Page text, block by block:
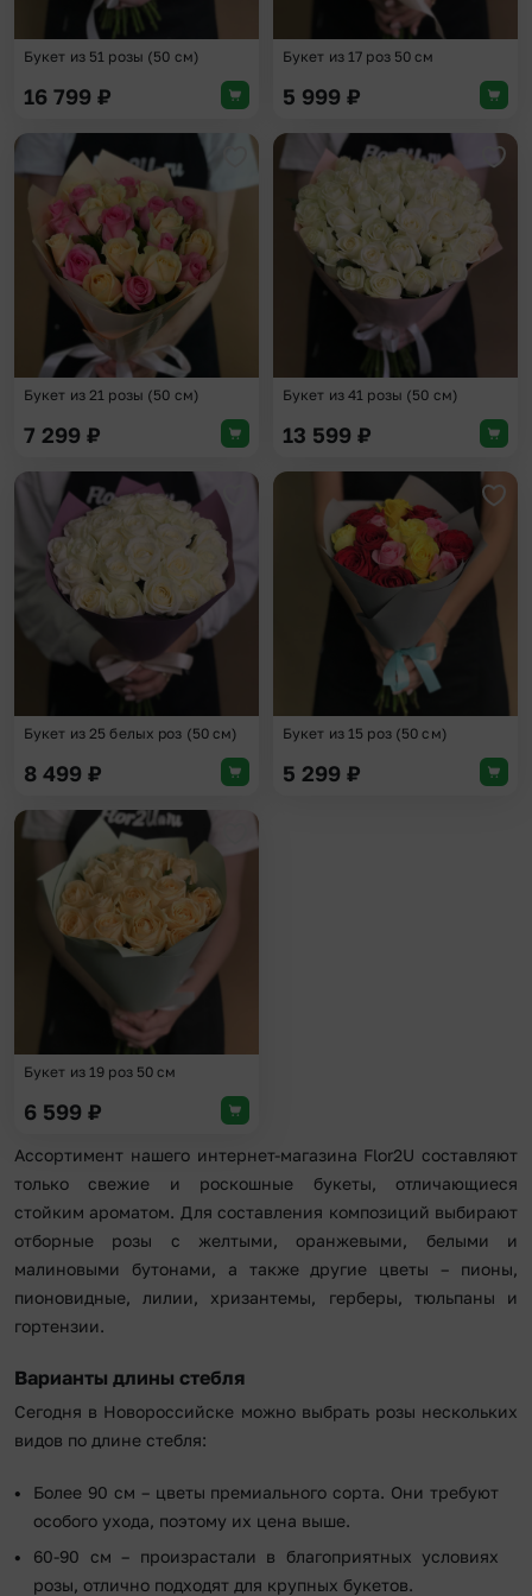
Букет из 51 розы (50 см)
16 799 ₽
Букет из 17 роз 50 см
5 999 ₽
Добавить в избранное
Букет из 21 розы (50 см)
7 299 ₽
Букет из 41 розы (50 см)
13 599 ₽
Добавить в избранное
Букет из 25 белых роз (50 см)
8 499 ₽
Букет из 15 роз (50 см)
5 299 ₽
Добавить в избранное
Букет из 19 роз 50 см
6 599 ₽
Ассортимент нашего интернет-магазина Flor2U составляют
только свежие и роскошные букеты, отличающиеся
стойким ароматом. Для составления композиций выбирают
отборные розы с желтыми, оранжевыми, белыми и
малиновыми бутонами, а также другие цветы – пионы,
пионовидные, лилии, хризантемы, герберы, тюльпаны и
гортензии.
Варианты длины стебля
Сегодня в Новороссийске можно выбрать розы нескольких
видов по длине стебля:
Более 90 см – цветы премиального сорта. Они требуют
особого ухода, поэтому их цена выше.
60-90 см – произрастали в благоприятных условиях
розы, отлично подходят для крупных букетов.